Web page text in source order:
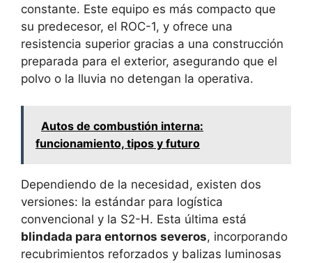
constante. Este equipo es más compacto que
su predecesor, el ROC-1, y ofrece una
resistencia superior gracias a una construcción
preparada para el exterior, asegurando que el
polvo o la lluvia no detengan la operativa.
Autos de combustión interna:
funcionamiento, tipos y futuro
Dependiendo de la necesidad, existen dos
versiones: la estándar para logística
convencional y la S2-H. Esta última está
blindada para entornos severos, incorporando
recubrimientos reforzados y balizas luminosas